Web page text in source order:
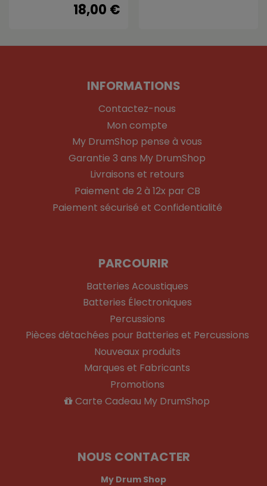
18,00 €
INFORMATIONS
Contactez-nous
Mon compte
My DrumShop pense à vous
Garantie 3 ans My DrumShop
Livraisons et retours
Paiement de 2 à 12x par CB
Paiement sécurisé et Confidentialité
PARCOURIR
Batteries Acoustiques
Batteries Électroniques
Percussions
Pièces détachées pour Batteries et Percussions
Nouveaux produits
Marques et Fabricants
Promotions
Carte Cadeau My DrumShop
NOUS CONTACTER
My Drum Shop